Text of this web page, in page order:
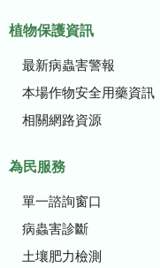
植物保護資訊
最新病蟲害警報
本場作物安全用藥資訊
相關網路資源
為民服務
單一諮詢窗口
病蟲害診斷
土壤肥力檢測